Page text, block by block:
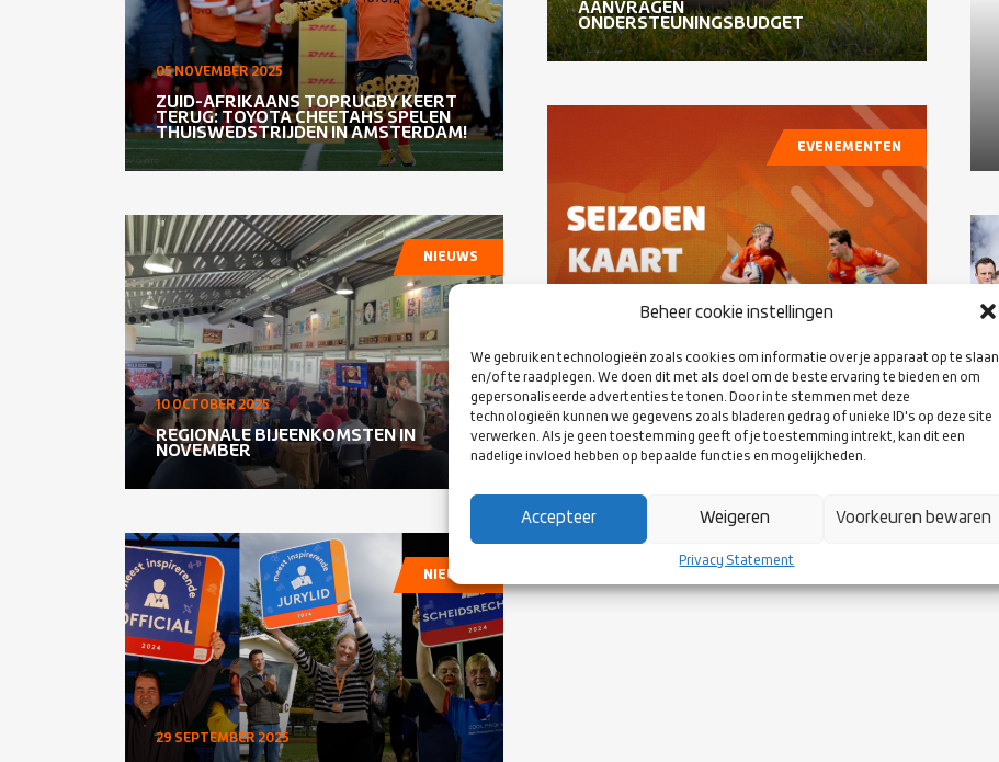
Beheer cookie instellingen
We gebruiken technologieën zoals cookies om informatie over je apparaat op te slaan
en/of te raadplegen. We doen dit met als doel om de beste ervaring te bieden en om
gepersonaliseerde advertenties te tonen. Door in te stemmen met deze
technologieën kunnen we gegevens zoals bladeren gedrag of unieke ID's op deze site
verwerken. Als je geen toestemming geeft of je toestemming intrekt, kan dit een
nadelige invloed hebben op bepaalde functies en mogelijkheden.
Accepteer Weigeren Voorkeuren bewaren
Privacy Statement
05 NOVEMBER 2025
ZUID-AFRIKAANS TOPRUGBY KEERT
TERUG: TOYOTA CHEETAHS SPELEN
THUISWEDSTRIJDEN IN AMSTERDAM!
10 OCTOBER 2025
REGIONALE BIJEENKOMSTEN IN
NOVEMBER
NIEUWS
29 SEPTEMBER 2025
NIEUWS
AANVRAGEN
ONDERSTEUNINGSBUDGET
09 OCTOBER 2025
VERKOOP SEIZOENKAART 2025-2026
VAN START
EVENEMENTEN